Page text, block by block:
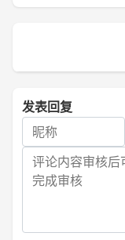
发表回复